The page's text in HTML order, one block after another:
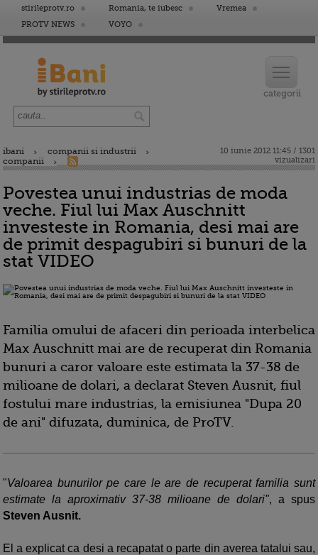
stirileprotv.ro Romania, te iubesc
Vremea
PROTV NEWS
VOYO
ibani
companii si industrii
companii
10 iunie 2012 11:45 / 1301
vizualizari
Povestea unui industrias de moda
veche. Fiul lui Max Auschnitt
investeste in Romania, desi mai are
de primit despagubiri si bunuri de la
stat VIDEO
Familia omului de afaceri din perioada interbelica
Max Auschnitt mai are de recuperat din Romania
bunuri a caror valoare este estimata la 37-38 de
milioane de dolari, a declarat Steven Ausnit, fiul
fostului mare industrias, la emisiunea "Dupa 20
de ani" difuzata, duminica, de ProTV.
"Valoarea bunurilor pe care le are de recuperat familia sunt
estimate la aproximativ 37-38 milioane de dolari", a spus
Steven Ausnit.
El a explicat ca desi a recapatat o parte din averea tatalui sau,